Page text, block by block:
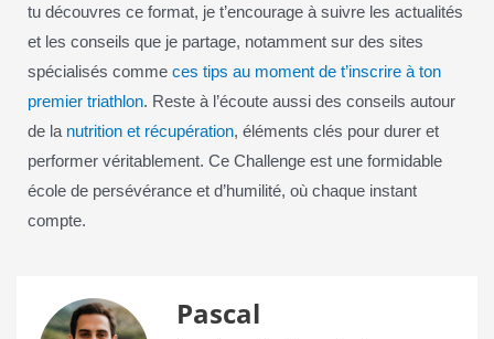
tu découvres ce format, je t’encourage à suivre les actualités
et les conseils que je partage, notamment sur des sites
spécialisés comme ces tips au moment de t’inscrire à ton
premier triathlon. Reste à l’écoute aussi des conseils autour
de la nutrition et récupération, éléments clés pour durer et
performer véritablement. Ce Challenge est une formidable
école de persévérance et d’humilité, où chaque instant
compte.
Pascal